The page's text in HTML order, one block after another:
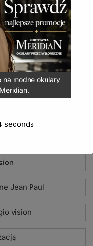
z normą CE.
MQ-162B
z VAT)
Jean Paul
vision
na modne okulary
seconds